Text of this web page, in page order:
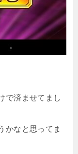
で済ませてまし
かなと思ってま